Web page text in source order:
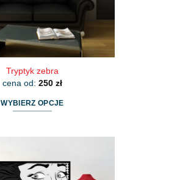
Tryptyk zebra
cena od: 250 zł
WYBIERZ OPCJE
wiele
wariantów.